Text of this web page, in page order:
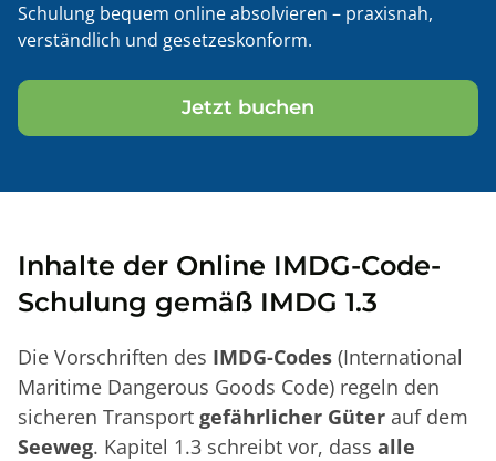
Schulung bequem online absolvieren – praxisnah,
verständlich und gesetzeskonform.
Jetzt buchen
Inhalte der Online IMDG-Code-
Schulung gemäß IMDG 1.3
Die Vorschriften des IMDG-Codes (International
Maritime Dangerous Goods Code) regeln den
sicheren Transport gefährlicher Güter auf dem
Seeweg. Kapitel 1.3 schreibt vor, dass alle